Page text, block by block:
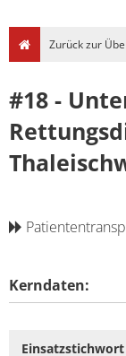
Zurück zur
#18 -
Kerndaten:
Einsatzstichwort